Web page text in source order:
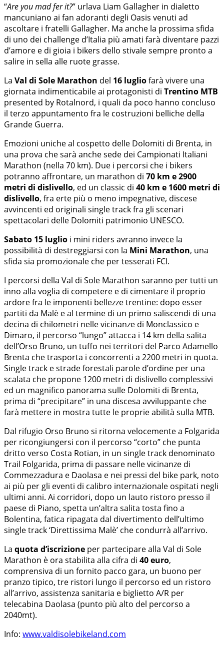
“Are you mad fer it?” urlava Liam Gallagher in dialetto
mancuniano ai fan adoranti degli Oasis venuti ad
ascoltare i fratelli Gallagher. Ma anche la prossima sfida
di uno dei challenge d’Italia più amati farà diventare pazzi
d’amore e di gioia i bikers dello stivale sempre pronto a
salire in sella alle ruote grasse.
La Val di Sole Marathon del 16 lugliofarà vivere una
giornata indimenticabile ai protagonisti di Trentino MTB
presented by Rotalnord, i quali da poco hanno concluso
il terzo appuntamento fra le costruzioni belliche della
Grande Guerra.
Emozioni uniche al cospetto delle Dolomiti di Brenta, in
una prova che sarà anche sede dei Campionati Italiani
Marathon (nella 70 km). Due i percorsi che i bikers
potranno affrontare, un marathon di 70 km e 2900
metri di dislivello, ed un classic di 40 km e 1600 metri di
dislivello, fra erte più o meno impegnative, discese
avvincenti ed originali single track fra gli scenari
spettacolari delle Dolomiti patrimonio UNESCO.
Sabato 15 luglio i mini riders avranno invece la
possibilità di destreggiarsi con la Mini Marathon, una
sfida sia promozionale che per tesserati FCI.
I percorsi della Val di Sole Marathon saranno per tutti un
inno alla voglia di competere e di cimentare il proprio
ardore fra le imponenti bellezze trentine: dopo esser
partiti da Malè e al termine di un primo saliscendi di una
decina di chilometri nelle vicinanze di Monclassico e
Dimaro, il percorso “lungo” attacca i 14 km della salita
dell’Orso Bruno, un tuffo nei territori del Parco Adamello
Brenta che trasporta i concorrenti a 2200 metri in quota.
Single track e strade forestali parole d’ordine per una
scalata che propone 1200 metri di dislivello complessivi
ed un magnifico panorama sulle Dolomiti di Brenta,
prima di “precipitare” in una discesa avviluppante che
farà mettere in mostra tutte le proprie abilità sulla MTB.
Dal rifugio Orso Bruno si ritorna velocemente a Folgarida
per ricongiungersi con il percorso “corto” che punta
dritto verso Costa Rotian, in un single track denominato
Trail Folgarida, prima di passare nelle vicinanze di
Commezzadura e Daolasa e nei pressi del bike park, noto
ai più per gli eventi di calibro internazionale ospitati negli
ultimi anni. Ai corridori, dopo un lauto ristoro presso il
paese di Piano, spetta un’altra salita tosta fino a
Bolentina, fatica ripagata dal divertimento dell’ultimo
single track ‘Direttissima Malè’ che condurrà all’arrivo.
La quota d’iscrizione per partecipare alla Val di Sole
Marathon è ora stabilita alla cifra di 40 euro,
comprensiva di un fornito pacco gara, un buono per
pranzo tipico, tre ristori lungo il percorso ed un ristoro
all’arrivo, assistenza sanitaria e biglietto A/R per
telecabina Daolasa (punto più alto del percorso a
2040mt).
Info: www.valdisolebikeland.com